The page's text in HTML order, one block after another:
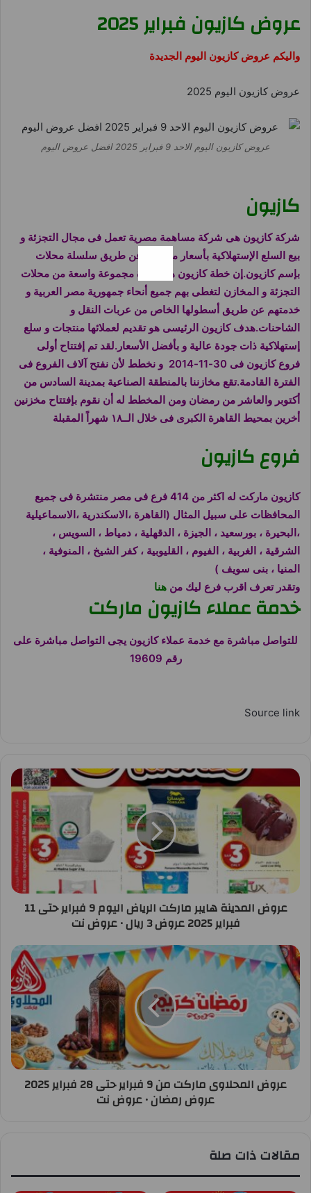
عروض كازيون فبراير 2025
واليكم عروض كازيون اليوم الجديدة
عروض كازيون اليوم 2025
عروض كازيون اليوم الاحد 9 فبراير 2025 افضل عروض اليوم
كازيون
شركة كازيون هى شركة مساهمة مصرية تعمل فى مجال التجزئة و
بيع السلع الإستهلاكية بأسعار مخفضة عن طريق سلسلة محلات
بإسمكازيون.إن خطةكازيون هى إدارة مجموعة واسعة من محلات
التجزئة و المخازن لتغطى بهم جميع أنحاء جمهورية مصر العربية و
خدمتهم عن طريق أسطولها الخاص من عربات النقل و
الشاحنات.هدف كازيون الرئيسى هو تقديم لعملائها منتجات و سلع
إستهلاكية ذات جودة عالية و بأفضل الأسعار.لقد تم إفتتاح أولى
فروعكازيون
فى 30-11-2014 و نخطط لأن نفتح آلاف الفروع فى
الفترة القادمة.تقع مخازننا بالمنطقة الصناعية بمدينة السادس من
أكتوبر والعاشر من رمضان ومن المخطط له أن نقوم بإفتتاح مخزنين
أخرين بمحيط القاهرة الكبرى فى خلال الــ١٨ شهراً المقبلة
فروع كازيون
كازيون ماركت له اكثر من 414 فرع فى مصر منتشرة فى جميع
المحافظات على سبيل المثال (القاهرة ،الاسكندرية ،الاسماعيلية
،البحيرة ، بورسعيد ، الجيزة ، الدقهلية ، دمياط ، السويس ،
الشرقية ، الغربية ، الفيوم ، القليوبية ، كفر الشيخ ، المنوفية ،
المنيا ، بنى سويف )
وتقدر تعرف اقرب فرع ليك من هنا
خدمة عملاء كازيون ماركت
للتواصل مباشرة مع خدمة عملاء كازيون يجى التواصل مباشرة على
رقم 19609
Source link
عروض المدينة هايبر ماركت الرياض اليوم 9 فبراير حتى 11
فبراير 2025 عروض 3 ريال • عروض نت
عروض المحلاوى ماركت من 9 فبراير حتى 28 فبراير 2025
عروض رمضان • عروض نت
مقالات ذات صلة